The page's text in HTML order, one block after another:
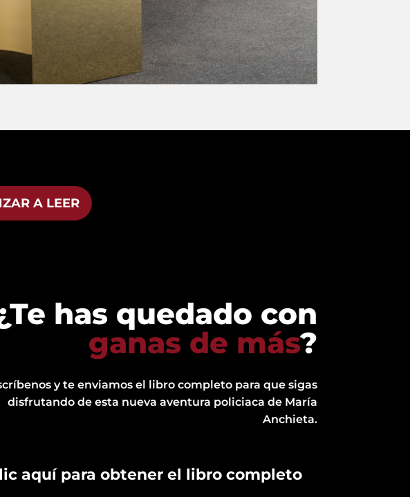
A LEER
has quedado con
ganas de más?
y te enviamos el libro completo para que sigas
disfrutando de esta nueva aventura policiaca de María
Anchieta.
aquí para obtener el libro completo